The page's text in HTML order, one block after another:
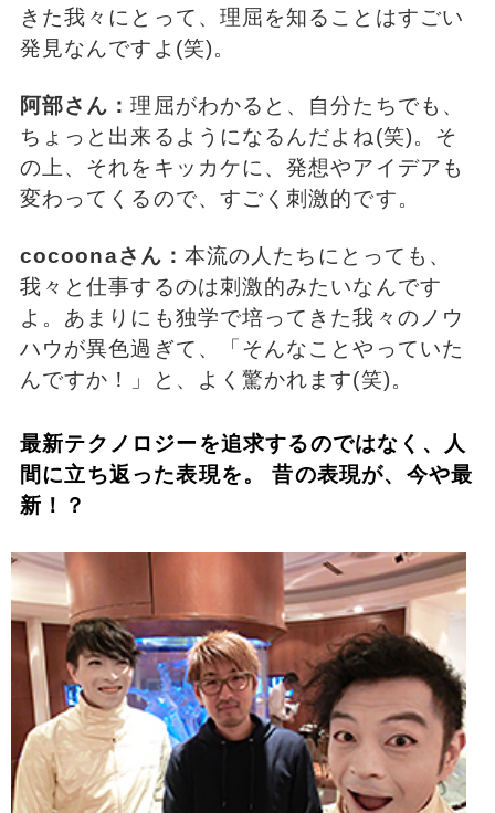
きた我々にとって、理屈を知ることはすごい
発見なんですよ(笑)。
阿部さん：理屈がわかると、自分たちでも、
ちょっと出来るようになるんだよね(笑)。そ
の上、それをキッカケに、発想やアイデアも
変わってくるので、すごく刺激的です。
cocoonaさん： 本流の人たちにとっても、
我々と仕事するのは刺激的みたいなんです
よ。あまりにも独学で培ってきた我々のノウ
ハウが異色過ぎて、「そんなことやっていた
んですか！」と、よく驚かれます(笑)。
最新テクノロジーを追求するのではなく、人
間に立ち返った表現を。 昔の表現が、今や最
新！？